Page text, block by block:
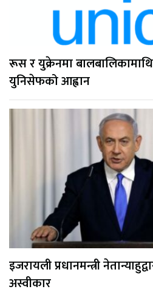
रूस र युक्रेनमा
युनिसेफको आह्वान
इजरायली प्रधानमन्त्री
अस्वीकार